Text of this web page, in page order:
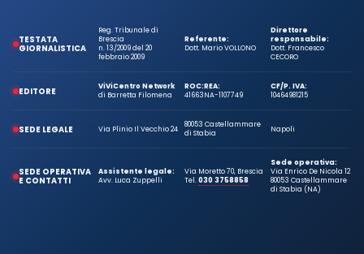
TESTATA
GIORNALISTICA
Reg. Tribunale di
Brescia
n. 13/2009 del 20
febbraio 2009
Referente:
Dott. Mario VOLLONO
Direttore
responsabile:
Dott. Francesco
CECORO
EDITORE
ViViCentro Network
di Barretta Filomena
ROC:
41663
REA:
NA-1107749
CF/P. IVA:
10464981215
SEDE LEGALE Via Plinio Il Vecchio 24
80053 Castellammare
di Stabia
Napoli
SEDE OPERATIVA
E CONTATTI
Assistente legale:
Avv. Luca Zuppelli
Via Moretto 70, Brescia
Tel.030 3758858
Sede operativa:
Via Enrico De Nicola 12
80053 Castellammare
di Stabia (NA)